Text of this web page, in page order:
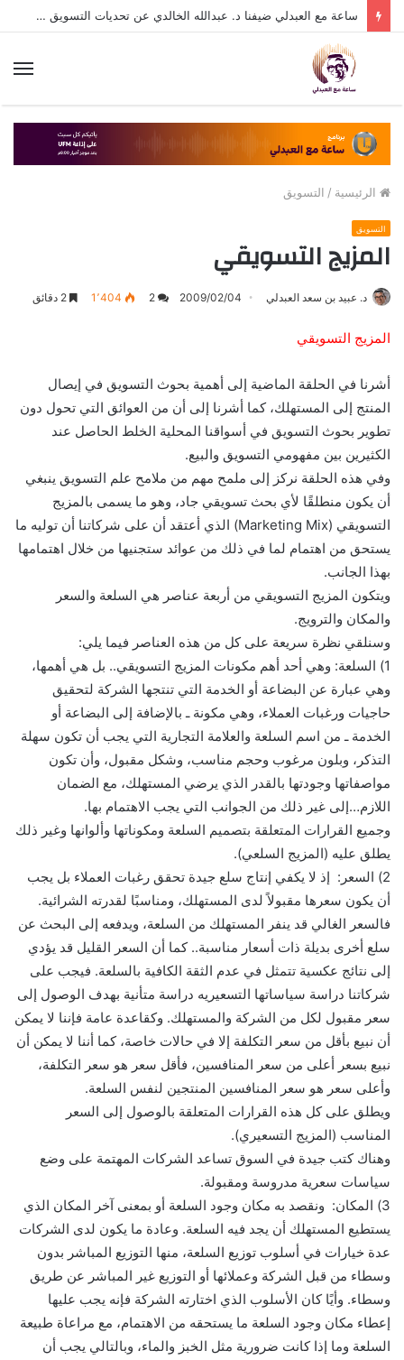
ساعة مع العبدلي ضيفنا د. عبدالله الخالدي عن تحديات التسويق في القطاع الثالث مع د. عبيد العبدلي
الرئيسية / التسويق
التسويق
المزيج التسويقي
د. عبيد بن سعد العبدلي 2009/02/04
2 1٬404
المزيج التسويقي
أشرنا في الحلقة الماضية إلى أهمية بحوث التسويق في إيصال
المنتج إلى المستهلك، كما أشرنا إلى أن من العوائق التي تحول دون
تطوير بحوث التسويق في أسواقنا المحلية الخلط الحاصل عند
الكثيرين بين مفهومي التسويق والبيع.
وفي هذه الحلقة نركز إلى ملمح مهم من ملامح علم التسويق ينبغي
أن يكون منطلقًا لأي بحث تسويقي جاد، وهو ما يسمى بالمزيج
التسويقي (Marketing Mix) الذي أعتقد أن على شركاتنا أن توليه ما
يستحق من اهتمام لما في ذلك من عوائد ستجنيها من خلال اهتمامها
بهذا الجانب.
ويتكون المزيج التسويقي من أربعة عناصر هي السلعة والسعر
والمكان والترويج.
وسنلقي نظرة سريعة على كل من هذه العناصر فيما يلي:
1) السلعة: وهي أحد أهم مكونات المزيج التسويقي.. بل هي أهمها،
وهي عبارة عن البضاعة أو الخدمة التي تنتجها الشركة لتحقيق
حاجيات ورغبات العملاء، وهي مكونة ـ بالإضافة إلى البضاعة أو
الخدمة ـ من اسم السلعة والعلامة التجارية التي يجب أن تكون سهلة
التذكر، وبلون مرغوب وحجم مناسب، وشكل مقبول، وأن تكون
مواصفاتها وجودتها بالقدر الذي يرضي المستهلك، مع الضمان
اللازم…إلى غير ذلك من الجوانب التي يجب الاهتمام بها.
وجميع القرارات المتعلقة بتصميم السلعة ومكوناتها وألوانها وغير ذلك
يطلق عليه (المزيج السلعي).
2) السعر: إذ لا يكفي إنتاج سلع جيدة تحقق رغبات العملاء بل يجب
أن يكون سعرها مقبولاً لدى المستهلك، ومناسبًا لقدرته الشرائية.
فالسعر الغالي قد ينفر المستهلك من السلعة، ويدفعه إلى البحث عن
سلع أخرى بديلة ذات أسعار مناسبة.. كما أن السعر القليل قد يؤدي
إلى نتائج عكسية تتمثل في عدم الثقة الكافية بالسلعة. فيجب على
شركاتنا دراسة سياساتها التسعيريه دراسة متأنية بهدف الوصول إلى
سعر مقبول لكل من الشركة والمستهلك. وكقاعدة عامة فإننا لا يمكن
أن نبيع بأقل من سعر التكلفة إلا في حالات خاصة، كما أننا لا يمكن أن
نبيع بسعر أعلى من سعر المنافسين، فأقل سعر هو سعر التكلفة،
وأعلى سعر هو سعر المنافسين المنتجين لنفس السلعة.
ويطلق على كل هذه القرارات المتعلقة بالوصول إلى السعر
المناسب (المزيج التسعيري).
وهناك كتب جيدة في السوق تساعد الشركات المهتمة على وضع
سياسات سعرية مدروسة ومقبولة.
3) المكان: ونقصد به مكان وجود السلعة أو بمعنى آخر المكان الذي
يستطيع المستهلك أن يجد فيه السلعة. وعادة ما يكون لدى الشركات
عدة خيارات في أسلوب توزيع السلعة، منها التوزيع المباشر بدون
وسطاء من قبل الشركة وعملائها أو التوزيع غير المباشر عن طريق
وسطاء. وأيًا كان الأسلوب الذي اختارته الشركة فإنه يجب عليها
إعطاء مكان وجود السلعة ما يستحقه من الاهتمام، مع مراعاة طبيعة
السلعة وما إذا كانت ضرورية مثل الخبز والماء، وبالتالي يجب أن